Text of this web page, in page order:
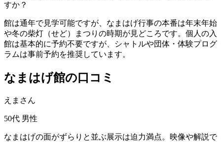
すか？
館は通年で見学可能ですが、なまはげ行事の本番は年末年始
や冬の柴灯（せど）まつりの時期が見どころです。個人の入
館は基本的に予約不要ですが、シャトルや団体・体験プログ
ラムは事前予約を推奨しています。
なまはげ館の口コミ
えまさん
50代 男性
なまはげの面がずらりと並ぶ展示は迫力満点。映像や解説で